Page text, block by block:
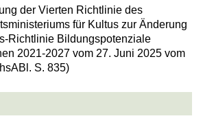
der Vierten Richtlinie des
für Kultus zur Änderung
Richtlinie Bildungspotenziale
2021-2027 vom 27. Juni 2025 vom
S. 835)